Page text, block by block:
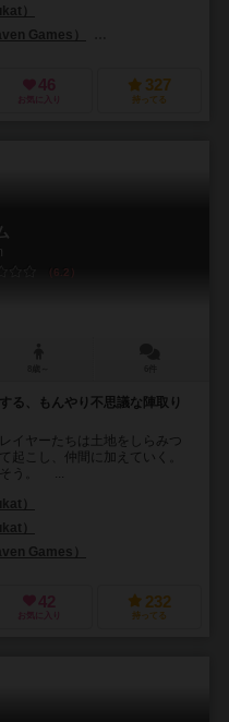
）
Games）
46
お気に入り
327
持ってる
6.2
る、もんやり不思議な陣取り
イヤーたちは土地をしらみつ
起こし、仲間に加えていく。
う。 ...
）
）
Games）
42
お気に入り
232
持ってる